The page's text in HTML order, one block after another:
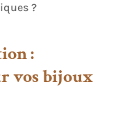
?
:
vos bijoux